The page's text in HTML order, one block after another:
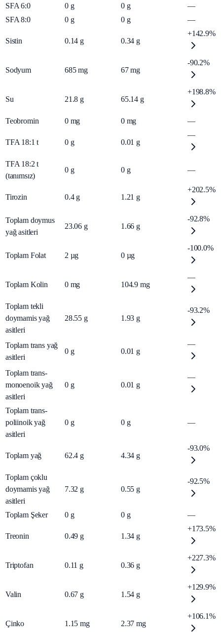
SFA 6:0 0 g 0 g
—
SFA 8:0
0 g 0 g —
Sistin 0.14 g 0.34 g
+142.9%
Sodyum 685 mg 67 mg
-90.2%
Su 21.8 g 65.14 g
+198.8%
Teobromin 0 mg 0 mg —
TFA 18:1 t 0 g 0.01 g
—
TFA 18:2 t
(tanımsız)
0 g 0 g —
Tirozin 0.4 g 1.21 g
+202.5%
Toplam doymus
yağ asitleri
23.06 g 1.66 g
-92.8%
Toplam Folat 2 µg 0 µg
-100.0%
Toplam Kolin 0 mg 104.9 mg
—
Toplam tekli
doymamis yağ
asitleri
28.55 g 1.93 g
-93.2%
Toplam trans yağ
asitleri
0 g 0.01 g
—
Toplam trans-
monoenoik yağ
asitleri
0 g 0.01 g
—
Toplam trans-
poliinoik yağ
asitleri
0 g 0 g —
Toplam yağ 62.4 g 4.34 g
-93.0%
Toplam çoklu
doymamis yağ
asitleri
7.32 g 0.55 g
-92.5%
Toplam Şeker 0 g 0 g —
Treonin 0.49 g 1.34 g
+173.5%
Triptofan 0.11 g 0.36 g
+227.3%
Valin 0.67 g 1.54 g
+129.9%
Çinko 1.15 mg 2.37 mg
+106.1%